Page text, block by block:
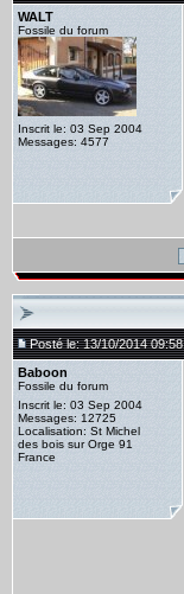
WALT
Fossile du forum
Inscrit le: 03 Sep 2004
Messages: 4577
Posté le: 13/10/2014 09:58
Baboon
Fossile du forum
Inscrit le: 03 Sep 2004
Messages: 12725
Localisation: St Michel
des bois sur Orge 91
France